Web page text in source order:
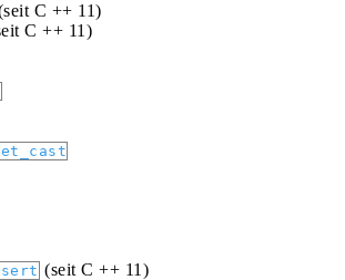
C ++ 11)
C ++ 11)
(seit C ++ 11)